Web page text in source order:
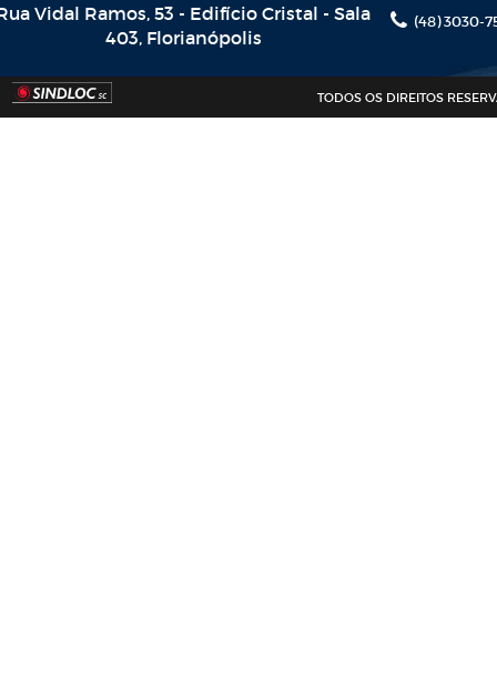
Vidal Ramos, 53 - Edifício Cristal - Sala
403​​​​​​​, Florianópolis
(48) 3030-
TODOS OS DIREITOS